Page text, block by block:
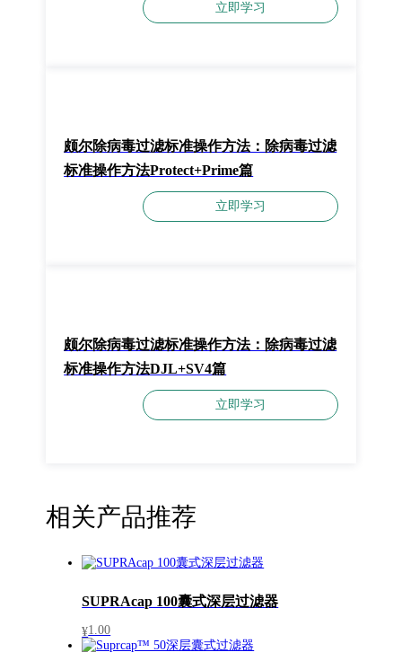
立即学习
颇尔除病毒过滤标准操作方法：除病毒过滤
标准操作方法Protect+Prime篇
立即学习
颇尔除病毒过滤标准操作方法：除病毒过滤
标准操作方法DJL+SV4篇
立即学习
相关产品推荐
SUPRAcap 100囊式深层过滤器
¥1.00